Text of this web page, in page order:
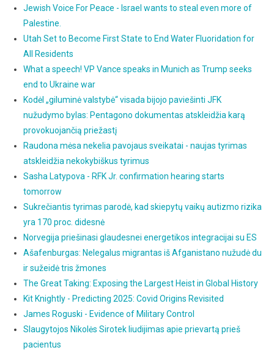
Jewish Voice For Peace - Israel wants to steal even more of
Palestine.
Utah Set to Become First State to End Water Fluoridation for
All Residents
What a speech! VP Vance speaks in Munich as Trump seeks
end to Ukraine war
Kodėl „giluminė valstybė“ visada bijojo paviešinti JFK
nužudymo bylas: Pentagono dokumentas atskleidžia karą
provokuojančią priežastį
Raudona mėsa nekelia pavojaus sveikatai - naujas tyrimas
atskleidžia nekokybiškus tyrimus
Sasha Latypova - RFK Jr. confirmation hearing starts
tomorrow
Sukrečiantis tyrimas parodė, kad skiepytų vaikų autizmo rizika
yra 170 proc. didesnė
Norvegija priešinasi glaudesnei energetikos integracijai su ES
Ašafenburgas: Nelegalus migrantas iš Afganistano nužudė du
ir sužeidė tris žmones
The Great Taking: Exposing the Largest Heist in Global History
Kit Knightly - Predicting 2025: Covid Origins Revisited
James Roguski - Evidence of Military Control
Slaugytojos Nikolės Sirotek liudijimas apie prievartą prieš
pacientus